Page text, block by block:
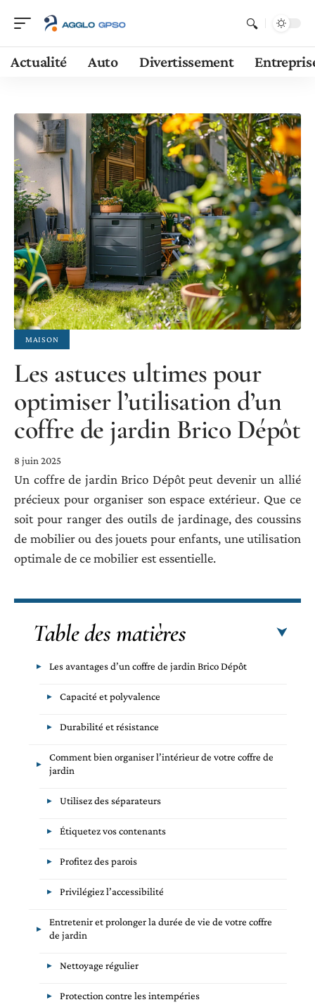
Actualité Auto Divertissement
MAISON
Les astuces ultimes pour
optimiser l’utilisation d’un
coffre de jardin Brico Dépôt
8 juin 2025
Un coffre de jardin Brico Dépôt peut devenir un allié
précieux pour organiser son espace extérieur. Que ce
soit pour ranger des outils de jardinage, des coussins
de mobilier ou des jouets pour enfants, une utilisation
optimale de ce mobilier est essentielle.
Table des matières
Les avantages d’un coffre de jardin Brico Dépôt
Capacité et polyvalence
Durabilité et résistance
Comment bien organiser l’intérieur de votre coffre de
jardin
Utilisez des séparateurs
Étiquetez vos contenants
Profitez des parois
Privilégiez l’accessibilité
Entretenir et prolonger la durée de vie de votre coffre
de jardin
Nettoyage régulier
Protection contre les intempéries